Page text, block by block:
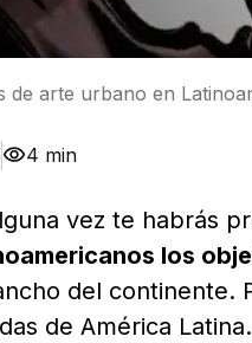
de arte urbano en
4 min
vez te habrás
los
del continente.
de América Latina.